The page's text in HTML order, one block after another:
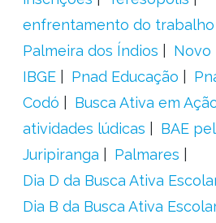
enfrentamento do
Palmeira dos Índios
Novo
IBGE
Pnad Educação
Codó
Busca Ativa em
atividades lúdicas
BAE
Juripiranga
Palmares
Dia D da Busca Ativa
Dia B da Busca Ativa